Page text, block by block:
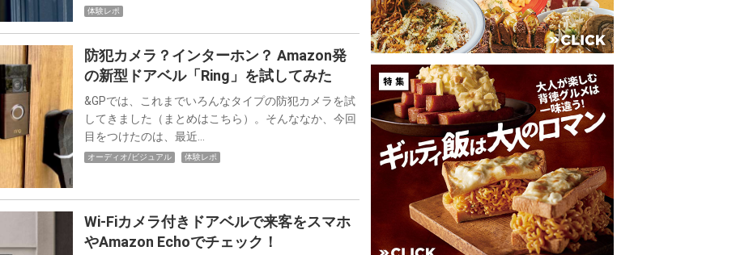
体験レポ
防犯カメラ？インターホン？ Amazon発
の新型ドアベル「Ring」を試してみた
&GPでは、これまでいろんなタイプの防犯カメラを試
してきました（まとめはこちら）。そんななか、今回
目をつけたのは、最近…
オーディオ/ビジュアル 体験レポ
Wi-Fiカメラ付きドアベルで来客をスマホ
やAmazon Echoでチェック！